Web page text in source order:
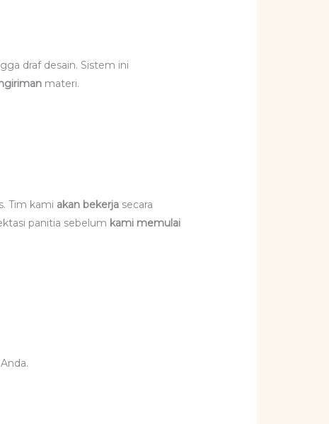
draf desain. Sistem ini
materi.
Tim kami akan bekerja secara
panitia sebelum kami memulai
Anda.